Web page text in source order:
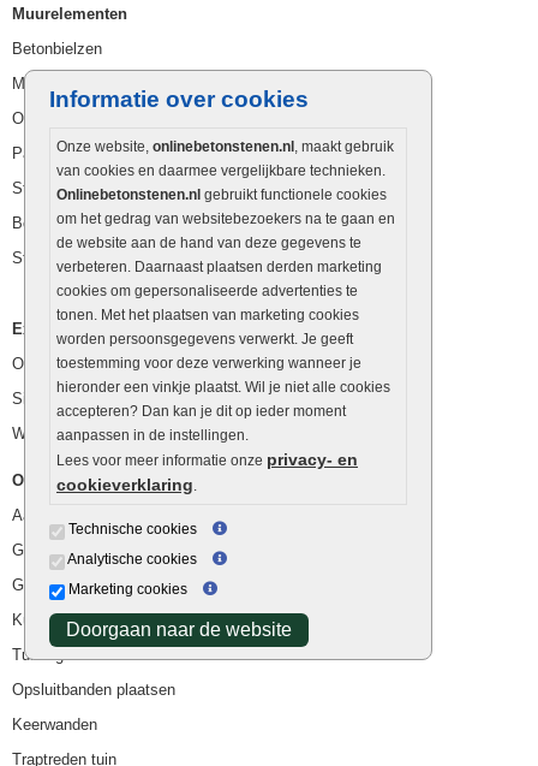
Informatie over cookies
Onze website, onlinebetonstenen.nl , maakt gebruik
van cookies en daarmee vergelijkbare technieken.
Onlinebetonstenen.nl gebruikt functionele cookies
om het gedrag van websitebezoekers na te gaan en
de website aan de hand van deze gegevens te
verbeteren. Daarnaast plaatsen derden marketing
cookies om gepersonaliseerde advertenties te
tonen. Met het plaatsen van marketing cookies
worden persoonsgegevens verwerkt. Je geeft
toestemming voor deze verwerking wanneer je
hieronder een vinkje plaatst. Wil je niet alle cookies
accepteren? Dan kan je dit op ieder moment
aanpassen in de instellingen.
Lees voor meer informatie onze privacy- en
cookieverklaring.
Technische cookies
Analytische cookies
Marketing cookies
Doorgaan naar de website
Muurelementen
Betonbielzen
Muurstenen
Opsluitbanden
Palissaden
Stapelblokken
Betonblokken
Stapelstenen
Extra benodigdheden
Ophoogzand
Siergrind en siersplit
Waterafvoer
Overig
Aanbiedingen
Goedkope bestrating
Goedkope tuintegels
Kunstgras
Tuintegels outlet
Opsluitbanden plaatsen
Keerwanden
Traptreden tuin